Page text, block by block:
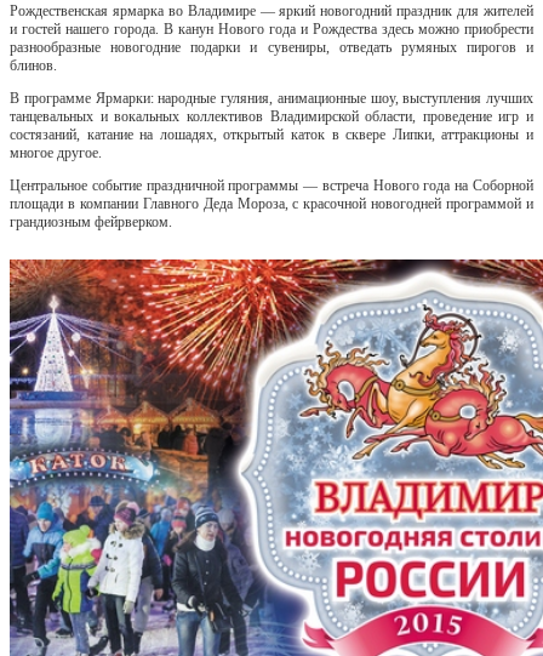
Рождественская ярмарка во Владимире — яркий новогодний праздник для жителей
и гостей нашего города. В канун Нового года и Рождества здесь можно приобрести
разнообразные новогодние подарки и сувениры, отведать румяных пирогов и
блинов.
В программе Ярмарки: народные гуляния, анимационные шоу, выступления лучших
танцевальных и вокальных коллективов Владимирской области, проведение игр и
состязаний, катание на лошадях, открытый каток в сквере Липки, аттракционы и
многое другое.
Центральное событие праздничной программы — встреча Нового года на Соборной
площади в компании Главного Деда Мороза, с красочной новогодней программой и
грандиозным фейрверком.